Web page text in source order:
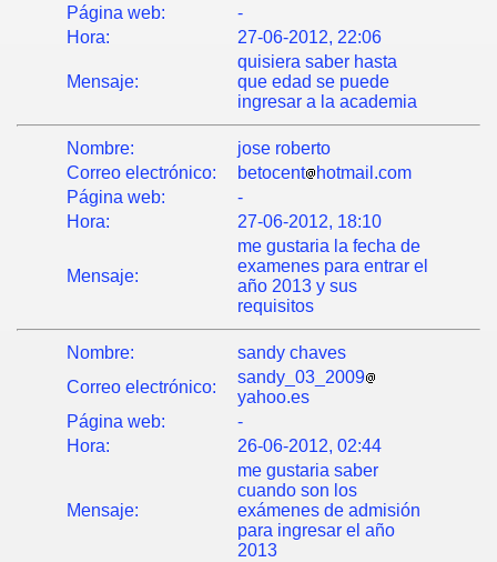
Página web:
-
Hora:
27-06-2012, 22:06
Mensaje:
quisiera saber hasta
que edad se puede
ingresar a la academia
Nombre:
jose roberto
Correo electrónico:
betocent
hotmail.com
Página web:
-
Hora:
27-06-2012, 18:10
Mensaje:
me gustaria la fecha de
examenes para entrar el
año 2013 y sus
requisitos
Nombre:
sandy chaves
Correo electrónico:
sandy_03_2009
yahoo.es
Página web:
-
Hora:
26-06-2012, 02:44
Mensaje:
me gustaria saber
cuando son los
exámenes de admisión
para ingresar el año
2013